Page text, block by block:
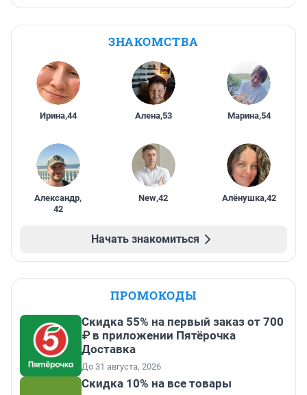
ЗНАКОМСТВА
Ирина,44 Алена,53 Марина,54
Александр,
42
New,42 Алёнушка,42
Начать знакомиться
ПРОМОКОДЫ
Скидка 55% на первый заказ от 700
₽ в приложении Пятёрочка
Доставка
До 31 августа, 2026
Скидка 10% на все товары